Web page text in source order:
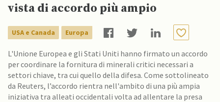
vista di accordo più ampio
USA e Canada Europa
L'Unione Europea e gli Stati Uniti hanno firmato un accordo
per coordinare la fornitura di minerali critici necessari a
settori chiave, tra cui quello della difesa. Come sottolineato
da Reuters, l’accordo rientra nell'ambito di una più ampia
iniziativa tra alleati occidentali volta ad allentare la presa